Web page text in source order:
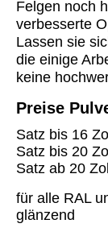
Felgen noch
verbesserte
Lassen sie
die einige
keine
Preise
Satz bis 16
Satz bis 20
Satz ab 20
für alle RAL
glänzend